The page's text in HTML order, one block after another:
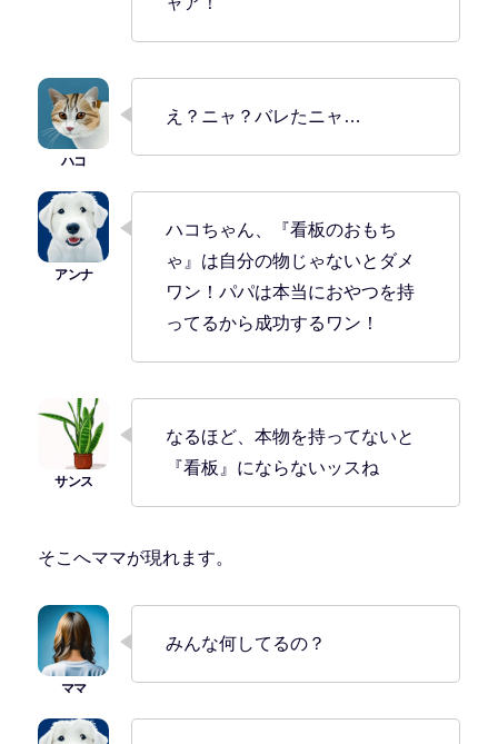
え？ニャ？バレたニャ…
ハコちゃん、『看板のおもち
ゃ』は自分の物じゃないとダメ
ワン！パパは本当におやつを持
ってるから成功するワン！
なるほど、本物を持ってないと
『看板』にならないッスね
そこへママが現れます。
みんな何してるの？